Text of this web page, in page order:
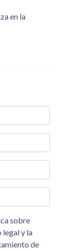
en la